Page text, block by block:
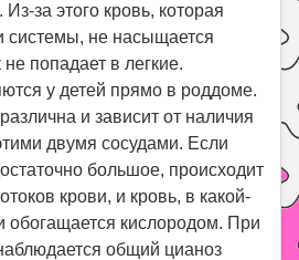
за этого кровь, которая
системы, не насыщается
попадает в легкие.
у детей прямо в роддоме.
и зависит от наличия
двумя сосудами. Если
большое, происходит
крови, и кровь, в какой-
обогащается кислородом. При
общий цианоз